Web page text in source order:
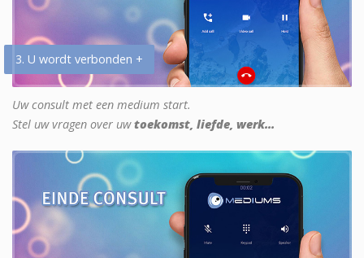
3. U wordt verbonden +
Uw consult met een medium start.
Stel uw vragen over uwtoekomst, liefde, werk...